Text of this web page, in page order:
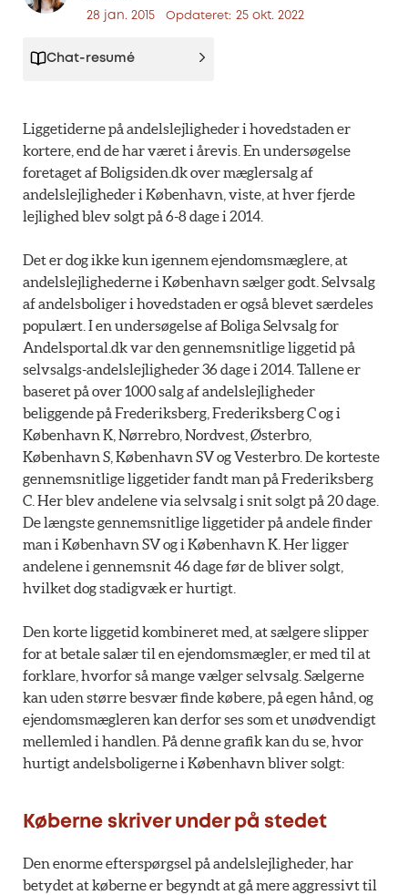
28 jan. 2015 Opdateret: 25 okt. 2022
Chat-resumé
Liggetiderne på andelslejligheder i hovedstaden er
kortere, end de har været i årevis. En undersøgelse
foretaget af Boligsiden.dk over mæglersalg af
andelslejligheder i København, viste, at hver fjerde
lejlighed blev solgt på 6-8 dage i 2014.
Det er dog ikke kun igennem ejendomsmæglere, at
andelslejlighederne i København sælger godt. Selvsalg
af andelsboliger i hovedstaden er også blevet særdeles
populært. I en undersøgelse af Boliga Selvsalg for
Andelsportal.dk var den gennemsnitlige liggetid på
selvsalgs-andelslejligheder 36 dage i 2014. Tallene er
baseret på over 1000 salg af andelslejligheder
beliggende på Frederiksberg, Frederiksberg C og i
København K, Nørrebro, Nordvest, Østerbro,
København S, København SV og Vesterbro. De korteste
gennemsnitlige liggetider fandt man på Frederiksberg
C. Her blev andelene via selvsalg i snit solgt på 20 dage.
De længste gennemsnitlige liggetider på andele finder
man i København SV og i København K. Her ligger
andelene i gennemsnit 46 dage før de bliver solgt,
hvilket dog stadigvæk er hurtigt.
Den korte liggetid kombineret med, at sælgere slipper
for at betale salær til en ejendomsmægler, er med til at
forklare, hvorfor så mange vælger selvsalg. Sælgerne
kan uden større besvær finde købere, på egen hånd, og
ejendomsmægleren kan derfor ses som et unødvendigt
mellemled i handlen. På denne grafik kan du se, hvor
hurtigt andelsboligerne i København bliver solgt:
Køberne skriver under på stedet
Den enorme efterspørgsel på andelslejligheder, har
betydet at køberne er begyndt at gå mere aggressivt til